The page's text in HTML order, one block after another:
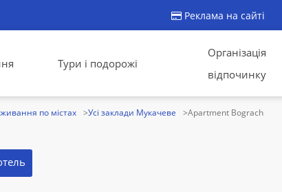
Реклама на сайті
Тури і подорожі
Організація
відпочинку
по містах Усі заклади Мукачеве Apartment Bograch